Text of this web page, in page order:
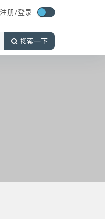
注册/登录
搜索一下